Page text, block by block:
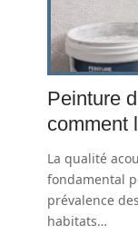
Peinture
comment
La qualité
fondamental
prévalence
habitats…